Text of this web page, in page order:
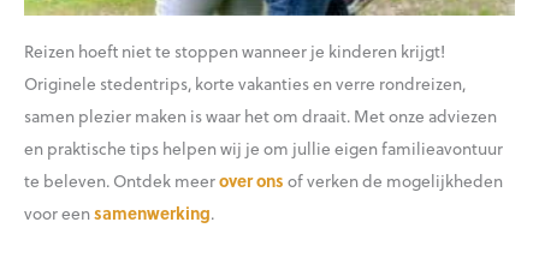
Reizen hoeft niet te stoppen wanneer je kinderen krijgt!
Originele stedentrips, korte vakanties en verre rondreizen,
samen plezier maken is waar het om draait. Met onze adviezen
en praktische tips helpen wij je om jullie eigen familieavontuur
te beleven. Ontdek meerover onsof verken de mogelijkheden
voor eensamenwerking.